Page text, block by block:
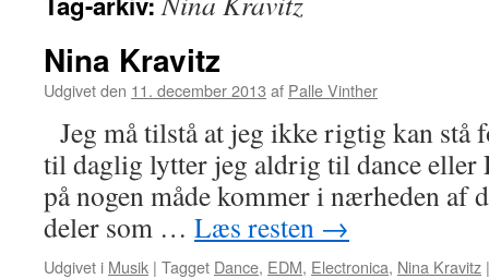
Nina Kravitz
Udgivet den 11. december 2013 af Palle Vinther
Jeg må tilstå at jeg ikke rigtig kan stå
til daglig lytter jeg aldrig til dance eller
på nogen måde kommer i nærheden af
deler som … Læs resten →
Udgivet i Musik | Tagget Dance, EDM, Electronica, Nina Kravitz |